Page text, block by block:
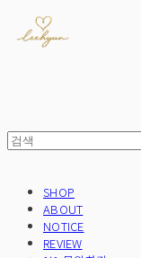
SHOP
ABOUT
NOTICE
REVIEW